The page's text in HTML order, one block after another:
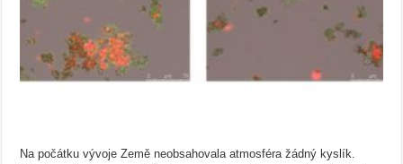
Na počátku vývoje Země neobsahovala atmosféra žádný kyslík.